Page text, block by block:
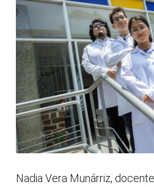
Nadia Vera Munárriz,